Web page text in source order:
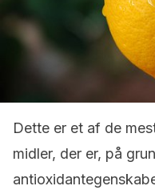
Dette er et af de
midler, der er, på